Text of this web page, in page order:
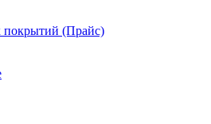
покрытий (Прайс)